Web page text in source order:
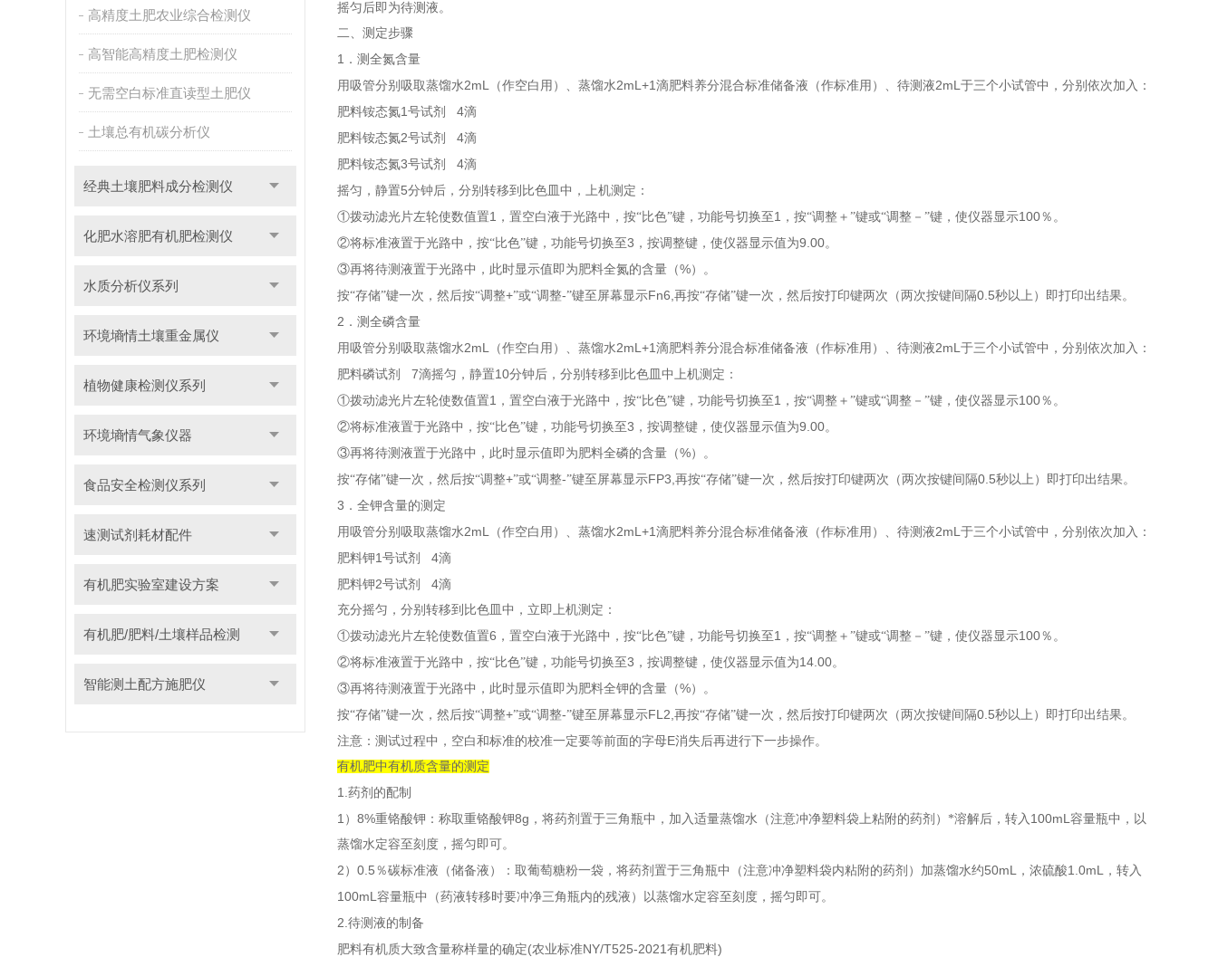
高精度土肥农业综合检测仪
高智能高精度土肥检测仪
无需空白标准直读型土肥仪
土壤总有机碳分析仪
经典土壤肥料成分检测仪
化肥水溶肥有机肥检测仪
水质分析仪系列
环境墒情土壤重金属仪
植物健康检测仪系列
环境墒情气象仪器
食品安全检测仪系列
速测试剂耗材配件
有机肥实验室建设方案
有机肥/肥料/土壤样品检测
智能测土配方施肥仪
摇匀后即为待测液。
二、测定步骤
1 ．测全氮含量
用吸管分别吸取蒸馏水2mL （作空白用）、蒸馏水2mL+1 滴肥料养分混合标准储备液（作标准用）、待测液2mL 于三个小试管中，分别依次加入：
肥料铵态氮1 号试剂 4滴
肥料铵态氮2号试剂 4滴
肥料铵态氮3号试剂 4滴
摇匀，静置5分钟后，分别转移到比色皿中，上机测定：
①拨动滤光片左轮使数值置1 ，置空白液于光路中，按“比色”键，功能号切换至 1 ，按“调整＋”键或“调整－”键，使仪器显示100％。
②将标准液置于光路中，按“比色”键，功能号切换至3 ，按调整键，使仪器显示值为9.00。
③再将待测液置于光路中，此时显示值即为肥料全氮的含量（%）。
按“存储”键一次，然后按“调整+”或“调整-”键至屏幕显示Fn6, 再按“存储”键一次，然后按打印键两次（两次按键间隔0.5秒以上）即打印出结果。
2 ．测全磷含量
用吸管分别吸取蒸馏水2mL （作空白用）、蒸馏水2mL+1 滴肥料养分混合标准储备液（作标准用）、待测液2mL 于三个小试管中，分别依次加入：
肥料磷试剂
7滴摇匀，静置10分钟后，分别转移到比色皿中上机测定：
①拨动滤光片左轮使数值置1 ，置空白液于光路中，按“比色”键，功能号切换至 1 ，按“调整＋”键或“调整－”键，使仪器显示100％。
②将标准液置于光路中，按“比色”键，功能号切换至3 ，按调整键，使仪器显示值为9.00。
③再将待测液置于光路中，此时显示值即为肥料全磷的含量（%）。
按“存储”键一次，然后按“调整+”或“调整-”键至屏幕显示FP3, 再按“存储”键一次，然后按打印键两次（两次按键间隔0.5秒以上）即打印出结果。
3 ．全钾含量的测定
用吸管分别吸取蒸馏水2mL （作空白用）、蒸馏水2mL+1 滴肥料养分混合标准储备液（作标准用）、待测液2mL 于三个小试管中，分别依次加入：
肥料钾1 号试剂 4滴
肥料钾2号试剂 4滴
充分摇匀，分别转移到比色皿中，立即上机测定：
①拨动滤光片左轮使数值置6 ，置空白液于光路中，按“比色”键，功能号切换至 1 ，按“调整＋”键或“调整－”键，使仪器显示100％。
②将标准液置于光路中，按“比色”键，功能号切换至3 ，按调整键，使仪器显示值为14.00。
③再将待测液置于光路中，此时显示值即为肥料全钾的含量（%）。
按“存储”键一次，然后按“调整+”或“调整-”键至屏幕显示FL2, 再按“存储”键一次，然后按打印键两次（两次按键间隔0.5秒以上）即打印出结果。
注意：测试过程中，空白和标准的校准一定要等前面的字母E消失后再进行下一步操作。
有机肥中有机质含量的测定
1. 药剂的配制
1 ） 8%重铬酸钾：称取重铬酸钾8g ，将药剂置于三角瓶中，加入适量蒸馏水（注意冲净塑料袋上粘附的药剂）*溶解后，转入 100mL 容量瓶中，以
蒸馏水定容至刻度，摇匀即可。
2 ） 0.5 ％碳标准液（储备液）：取葡萄糖粉一袋，将药剂置于三角瓶中（注意冲净塑料袋内粘附的药剂）加蒸馏水约50mL ，浓硫酸1.0mL ，转入
100mL 容量瓶中（药液转移时要冲净三角瓶内的残液）以蒸馏水定容至刻度，摇匀即可。
2. 待测液的制备
肥料有机质大致含量称样量的确定(农业标准NY/T525-2021 有机肥料)